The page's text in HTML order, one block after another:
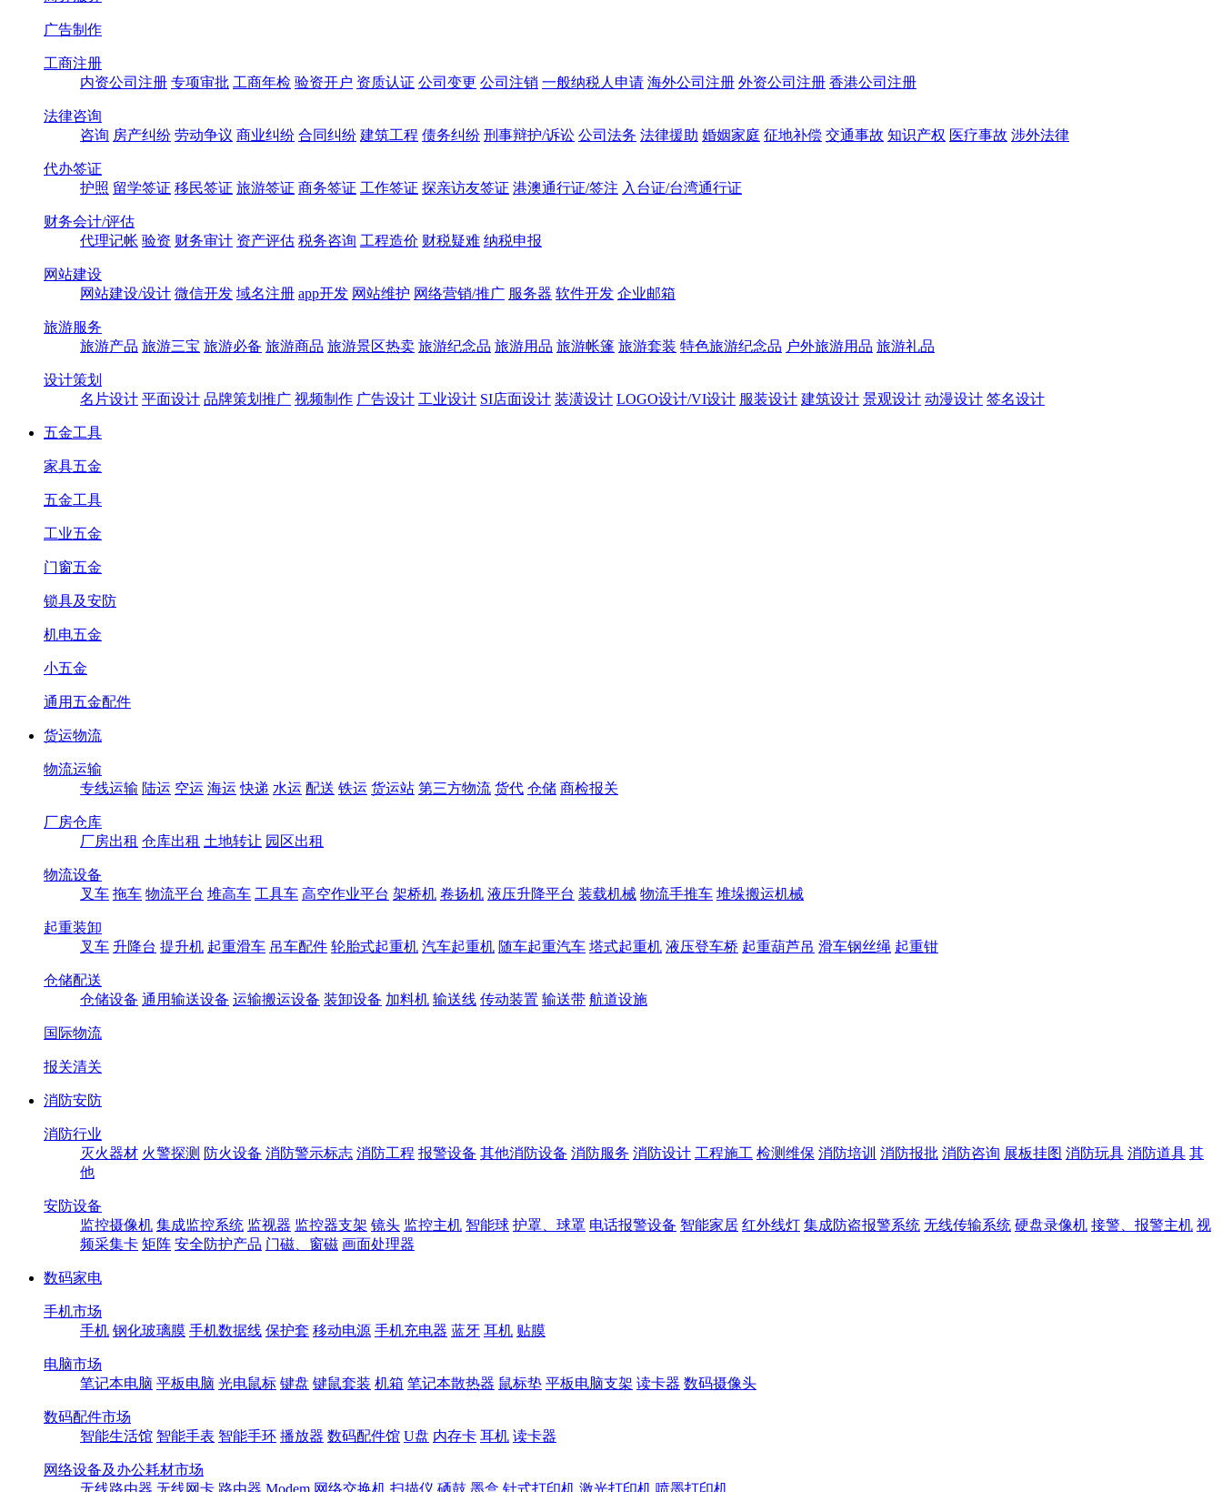
广告制作
工商注册
内资公司注册 专项审批 工商年检 验资开户 资质认证 公司变更 公司注销 一般纳税人申请 海外公司注册 外资公司注册 香港公司注册
法律咨询
咨询 房产纠纷 劳动争议 商业纠纷 合同纠纷 建筑工程 债务纠纷 刑事辩护/诉讼 公司法务 法律援助 婚姻家庭 征地补偿 交通事故 知识产权 医疗事故 涉外法律
代办签证
护照 留学签证 移民签证 旅游签证 商务签证 工作签证 探亲访友签证 港澳通行证/签注 入台证/台湾通行证
财务会计/评估
代理记帐 验资 财务审计 资产评估 税务咨询 工程造价 财税疑难 纳税申报
网站建设
网站建设/设计 微信开发 域名注册 app开发 网站维护 网络营销/推广 服务器 软件开发 企业邮箱
旅游服务
旅游产品 旅游三宝 旅游必备 旅游商品 旅游景区热卖 旅游纪念品 旅游用品 旅游帐篷 旅游套装 特色旅游纪念品 户外旅游用品 旅游礼品
设计策划
名片设计 平面设计 品牌策划推广 视频制作 广告设计 工业设计 SI店面设计 装潢设计 LOGO设计/VI设计 服装设计 建筑设计 景观设计 动漫设计 签名设计
五金工具
家具五金
五金工具
工业五金
门窗五金
锁具及安防
机电五金
小五金
通用五金配件
货运物流
物流运输
专线运输 陆运 空运 海运 快递 水运 配送 铁运 货运站 第三方物流 货代 仓储 商检报关
厂房仓库
厂房出租 仓库出租 土地转让 园区出租
物流设备
叉车 拖车 物流平台 堆高车 工具车 高空作业平台 架桥机 卷扬机 液压升降平台 装载机械 物流手推车 堆垛搬运机械
起重装卸
叉车 升降台 提升机 起重滑车 吊车配件 轮胎式起重机 汽车起重机 随车起重汽车 塔式起重机 液压登车桥 起重葫芦吊 滑车钢丝绳 起重钳
仓储配送
仓储设备 通用输送设备 运输搬运设备 装卸设备 加料机 输送线 传动装置 输送带 航道设施
国际物流
报关清关
消防安防
消防行业
灭火器材 火警探测 防火设备 消防警示标志 消防工程 报警设备 其他消防设备 消防服务 消防设计 工程施工 检测维保 消防培训 消防报批 消防咨询 展板挂图 消防玩具 消防道具 其
他
安防设备
监控摄像机 集成监控系统 监视器 监控器支架 镜头 监控主机 智能球 护罩、球罩 电话报警设备 智能家居 红外线灯 集成防盗报警系统 无线传输系统 硬盘录像机 接警、报警主机 视
频采集卡 矩阵 安全防护产品 门磁、窗磁 画面处理器
数码家电
手机市场
手机 钢化玻璃膜 手机数据线 保护套 移动电源 手机充电器 蓝牙 耳机 贴膜
电脑市场
笔记本电脑 平板电脑 光电鼠标 键盘 键鼠套装 机箱 笔记本散热器 鼠标垫 平板电脑支架 读卡器 数码摄像头
数码配件市场
智能生活馆 智能手表 智能手环 播放器 数码配件馆 U盘 内存卡 耳机 读卡器
网络设备及办公耗材市场
无线路由器 无线网卡 路由器 Modem 网络交换机 扫描仪 硒鼓 墨盒 针式打印机 激光打印机 喷墨打印机